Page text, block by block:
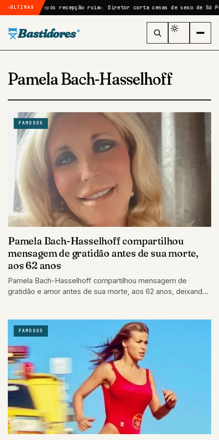
ÚLTIMAS
de Moana após recepção ruim Diretor corta cenas de sexo de Só Por
Bastidores ®
Pamela Bach-Hasselhoff
FAMOSOS
Pamela Bach-Hasselhoff compartilhou
mensagem de gratidão antes de sua morte,
aos 62 anos
Pamela Bach-Hasselhoff compartilhou mensagem de
gratidão e amor antes de sua morte, aos 62 anos, deixando
FAMOSOS